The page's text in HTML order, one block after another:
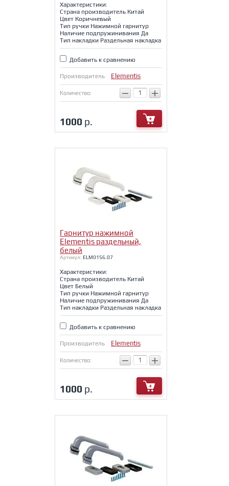
Характеристики:
Страна производитель Китай
Цвет Коричневый
Тип ручки Нажимной гарнитур
Наличие подпружинивания Да
Тип накладки Раздельная накладка
Добавить к сравнению
Производитель Elementis
Количество: − +
1000 р.
Гарнитур нажимной
Elementis раздельный,
белый
Артикул: ELM0156.07
Характеристики:
Страна производитель Китай
Цвет Белый
Тип ручки Нажимной гарнитур
Наличие подпружинивания Да
Тип накладки Раздельная накладка
Добавить к сравнению
Производитель Elementis
Количество: − +
1000 р.